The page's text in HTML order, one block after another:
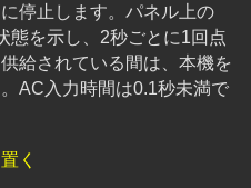
停止します。パネル上の
態を示し、2秒ごとに1回点
給されている間は、本機を
AC入力時間は0.1秒未満で
く